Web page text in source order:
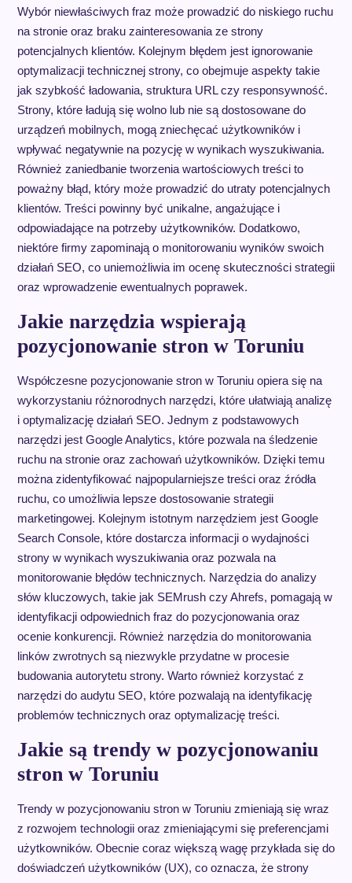
Wybór niewłaściwych fraz może prowadzić do niskiego ruchu
na stronie oraz braku zainteresowania ze strony
potencjalnych klientów. Kolejnym błędem jest ignorowanie
optymalizacji technicznej strony, co obejmuje aspekty takie
jak szybkość ładowania, struktura URL czy responsywność.
Strony, które ładują się wolno lub nie są dostosowane do
urządzeń mobilnych, mogą zniechęcać użytkowników i
wpływać negatywnie na pozycję w wynikach wyszukiwania.
Również zaniedbanie tworzenia wartościowych treści to
poważny błąd, który może prowadzić do utraty potencjalnych
klientów. Treści powinny być unikalne, angażujące i
odpowiadające na potrzeby użytkowników. Dodatkowo,
niektóre firmy zapominają o monitorowaniu wyników swoich
działań SEO, co uniemożliwia im ocenę skuteczności strategii
oraz wprowadzenie ewentualnych poprawek.
Jakie narzędzia wspierają
pozycjonowanie stron w Toruniu
Współczesne pozycjonowanie stron w Toruniu opiera się na
wykorzystaniu różnorodnych narzędzi, które ułatwiają analizę
i optymalizację działań SEO. Jednym z podstawowych
narzędzi jest Google Analytics, które pozwala na śledzenie
ruchu na stronie oraz zachowań użytkowników. Dzięki temu
można zidentyfikować najpopularniejsze treści oraz źródła
ruchu, co umożliwia lepsze dostosowanie strategii
marketingowej. Kolejnym istotnym narzędziem jest Google
Search Console, które dostarcza informacji o wydajności
strony w wynikach wyszukiwania oraz pozwala na
monitorowanie błędów technicznych. Narzędzia do analizy
słów kluczowych, takie jak SEMrush czy Ahrefs, pomagają w
identyfikacji odpowiednich fraz do pozycjonowania oraz
ocenie konkurencji. Również narzędzia do monitorowania
linków zwrotnych są niezwykle przydatne w procesie
budowania autorytetu strony. Warto również korzystać z
narzędzi do audytu SEO, które pozwalają na identyfikację
problemów technicznych oraz optymalizację treści.
Jakie są trendy w pozycjonowaniu
stron w Toruniu
Trendy w pozycjonowaniu stron w Toruniu zmieniają się wraz
z rozwojem technologii oraz zmieniającymi się preferencjami
użytkowników. Obecnie coraz większą wagę przykłada się do
doświadczeń użytkowników (UX), co oznacza, że strony